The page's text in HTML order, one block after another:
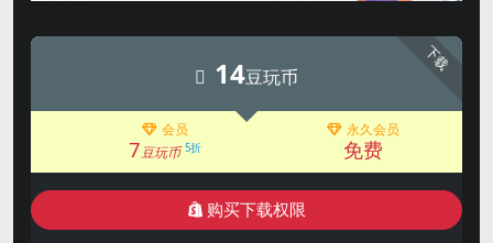
下载
14豆玩币
会员
7豆玩币 5折
永久会员
免费
购买下载权限